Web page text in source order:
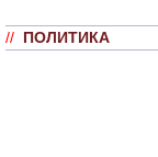
// ПОЛИТИКА